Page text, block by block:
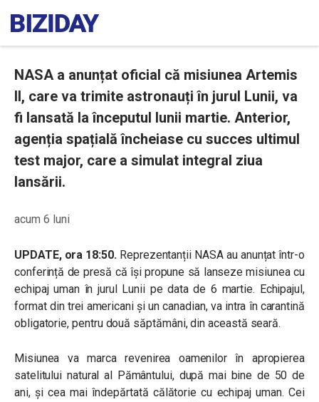
NASA a anunțat oficial că misiunea Artemis
II, care va trimite astronauți în jurul Lunii, va
fi lansată la începutul lunii martie. Anterior,
agenția spațială încheiase cu succes ultimul
test major, care a simulat integral ziua
lansării.
acum 6 luni
UPDATE, ora 18:50. Reprezentanții NASA au anunțat într-o
conferință de presă că își propune să lanseze misiunea cu
echipaj uman în jurul Lunii pe data de 6 martie. Echipajul,
format din trei americani și un canadian, va intra în carantină
obligatorie, pentru două săptămâni, din această seară.
Misiunea va marca revenirea oamenilor în apropierea
satelitului natural al Pământului, după mai bine de 50 de
ani, și cea mai îndepărtată călătorie cu echipaj uman. Cei